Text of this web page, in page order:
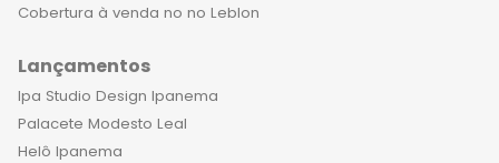
Cobertura à venda no no Leblon
Lançamentos
Ipa Studio Design Ipanema
Palacete Modesto Leal
Helô Ipanema